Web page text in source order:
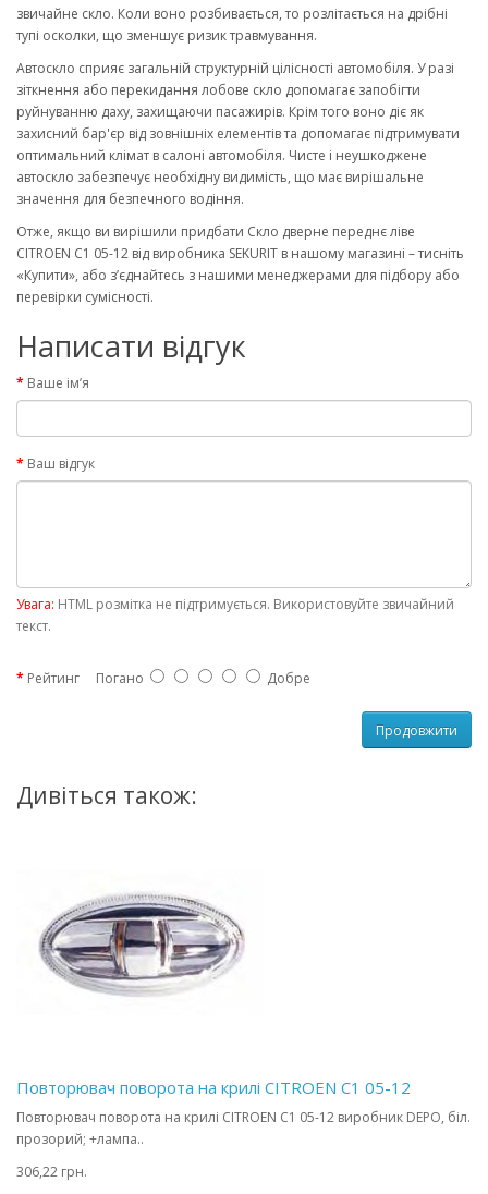
звичайне скло. Коли воно розбивається, то розлітається на дрібні
тупі осколки, що зменшує ризик травмування.
Автоскло сприяє загальній структурній цілісності автомобіля. У разі
зіткнення або перекидання лобове скло допомагає запобігти
руйнуванню даху, захищаючи пасажирів. Крім того воно діє як
захисний бар'єр від зовнішніх елементів та допомагає підтримувати
оптимальний клімат в салоні автомобіля. Чисте і неушкоджене
автоскло забезпечує необхідну видимість, що має вирішальне
значення для безпечного водіння.
Отже, якщо ви вирішили придбати Скло дверне переднє ліве
CITROEN C1 05-12 від виробника SEKURIT в нашому магазині – тисніть
«Купити», або з’єднайтесь з нашими менеджерами для підбору або
перевірки сумісності.
Написати відгук
Ваше ім’я
Ваш відгук
Увага: HTML розмітка не підтримується. Використовуйте звичайний
текст.
Рейтинг Погано Добре
Продовжити
Дивіться також:
Повторювач поворота на крилі CITROEN C1 05-12
Повторювач поворота на крилі CITROEN C1 05-12 виробник DEPO, біл.
прозорий; +лампа..
306,22 грн.